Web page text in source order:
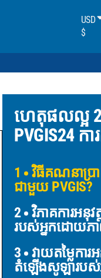
USD
$
ហេតុផលល្អ
PVGIS24 ក
1
វិធីគណនាប្រ
ជាមួយ PVGIS?
2
វិភាគការអនុវ
របស់អ្នកដោយភ
3
វាយតម្លៃការ
តំឡើងសូឡារបស់